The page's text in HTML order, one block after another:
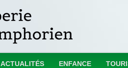
ACTUALITÉS ENFANCE